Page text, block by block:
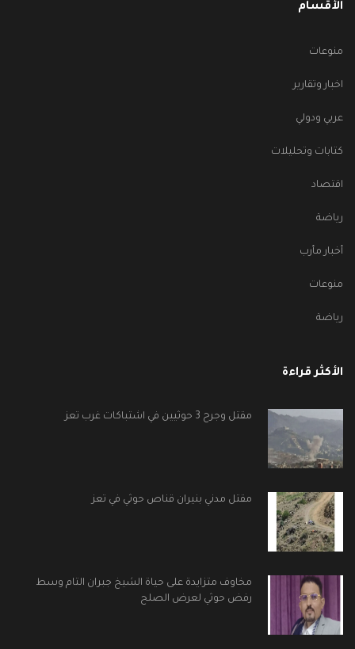
الأقسام
منوعات
اخبار وتقارير
عربي ودولي
كتابات وتحليلات
اقتصاد
رياضة
أخبار مأرب
منوعات
رياضة
الأكثر قراءة
مقتل وجرح 3 حوثيين في اشتباكات غرب تعز
مقتل مدني بنيران قناص حوثي في تعز
مخاوف متزايدة على حياة الشيخ جبران التام وسط
رفض حوثي لعرض الصلح